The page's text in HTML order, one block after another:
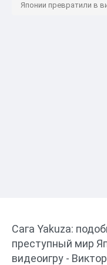
Японии превратили в
Сага Yakuza:
преступный мир
видеоигру -